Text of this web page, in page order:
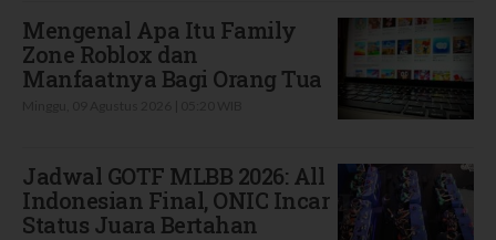
Mengenal Apa Itu Family
Zone Roblox dan
Manfaatnya Bagi Orang Tua
Jadwal GOTF MLBB 2026: All
Indonesian Final, ONIC Incar
Status Juara Bertahan